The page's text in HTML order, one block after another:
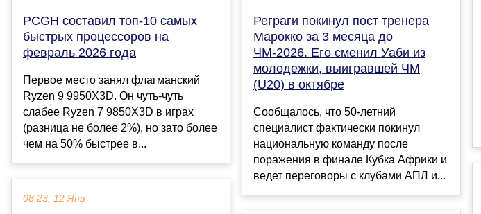
PCGH составил топ-10 самых
быстрых процессоров на
февраль 2026 года
Первое место занял флагманский
Ryzen 9 9950X3D. Он чуть-чуть
слабее Ryzen 7 9850X3D в играх
(разница не более 2%), но зато более
чем на 50% быстрее в...
08:23, 12 Янв
Реграги покинул пост тренера
Марокко за 3 месяца до
ЧМ-2026. Его сменил Уаби из
молодежки, выигравшей ЧМ
(U20) в октябре
Сообщалось, что 50-летний
специалист фактически покинул
национальную команду после
поражения в финале Кубка Африки и
ведет переговоры с клубами АПЛ и...